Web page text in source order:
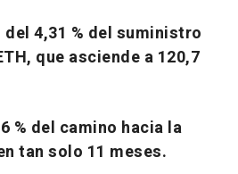
4,31 % del suministro
que asciende a 120,7
% del camino hacia la
tan solo 11 meses.